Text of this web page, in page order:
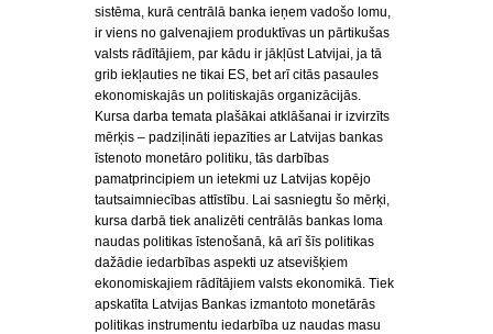
sistēma, kurā centrālā banka ieņem vadošo lomu,
ir viens no galvenajiem produktīvas un pārtikušas
valsts rādītājiem, par kādu ir jākļūst Latvijai, ja tā
grib iekļauties ne tikai ES, bet arī citās pasaules
ekonomiskajās un politiskajās organizācijās.
Kursa darba temata plašākai atklāšanai ir izvirzīts
mērķis – padziļināti iepazīties ar Latvijas bankas
īstenoto monetāro politiku, tās darbības
pamatprincipiem un ietekmi uz Latvijas kopējo
tautsaimniecības attīstību. Lai sasniegtu šo mērķi,
kursa darbā tiek analizēti centrālās bankas loma
naudas politikas īstenošanā, kā arī šīs politikas
dažādie iedarbības aspekti uz atsevišķiem
ekonomiskajiem rādītājiem valsts ekonomikā. Tiek
apskatīta Latvijas Bankas izmantoto monetārās
politikas instrumentu iedarbība uz naudas masu